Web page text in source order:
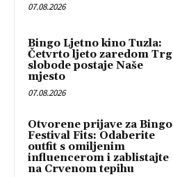
07.08.2026
Bingo Ljetno kino Tuzla:
Četvrto ljeto zaredom Trg
slobode postaje Naše
mjesto
07.08.2026
Otvorene prijave za Bingo
Festival Fits: Odaberite
outfit s omiljenim
influencerom i zablistajte
na Crvenom tepihu